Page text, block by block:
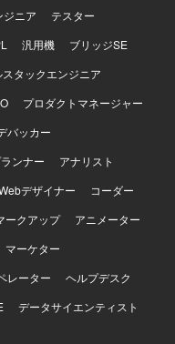
ジニア
テスター
汎用機
ブリッジSE
スタックエンジニア
プロダクトマネージャー
バッカー
ンナー
アナリスト
デザイナー
コーダー
ークアップ
アニメーター
マーケター
レーター
ヘルプデスク
データサイエンティスト